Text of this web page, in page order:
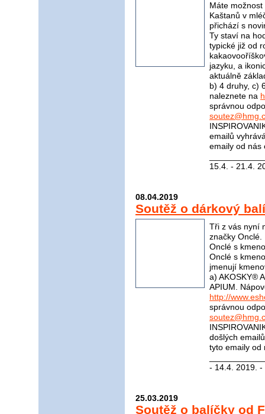
Máte
Kaštanů v
přichází s
Ty staví na
typické již od
jazyku, a
aktuálně
b) 4 druhy, c)
naleznete na
správnou
emailů
emaily od nás
15.4. - 21.4.
08.04.2019
Soutěž o dárkový
Tři z vás nyní
značky
Onclé s
Onclé s
jmenují
a) AKOSKY®
APIUM.
http://
správnou
došlých
tyto emaily od
- 14.4. 2019. -
25.03.2019
Soutěž o balíčky od